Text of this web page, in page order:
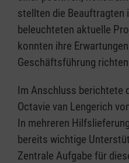
stellten die Beauftragten
beleuchteten aktuelle
konnten ihre
Geschäftsführung
Im Anschluss berichtete
Octavie van Lengerich
In mehreren
bereits wichtige
Zentrale Aufgabe für